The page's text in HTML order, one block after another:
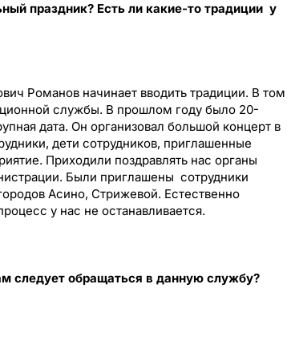
праздник? Есть ли какие-то традиции у
Романов начинает вводить традиции. В том
службы. В прошлом году было 20-
дата. Он организовал большой концерт в
дети сотрудников, приглашенные
Приходили поздравлять нас органы
Были приглашены сотрудники
Асино, Стрижевой. Естественно
у нас не останавливается.
следует обращаться в данную службу?